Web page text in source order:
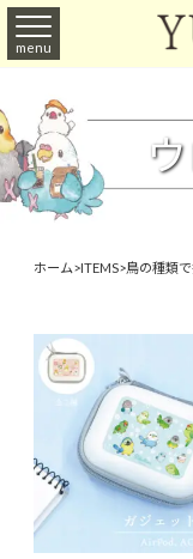
menu
ホーム>ITEMS>鳥の種類